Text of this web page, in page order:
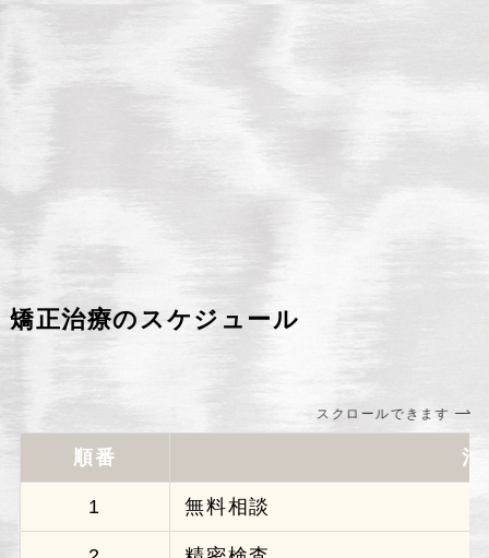
矯正治療のスケジュール
スクロールできます
順番 治
1 無料相談